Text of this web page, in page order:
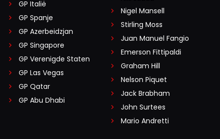
GP Italië
GP Spanje
GP Azerbeidzjan
GP Singapore
GP Verenigde Staten
GP Las Vegas
GP Qatar
GP Abu Dhabi
Nigel Mansell
Stirling Moss
Juan Manuel Fangio
Emerson Fittipaldi
Graham Hill
Nelson Piquet
Jack Brabham
John Surtees
Mario Andretti